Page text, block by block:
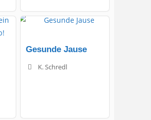
Gesunde Jause
K. Schredl